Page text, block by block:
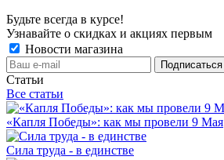
Будьте всегда в курсе!
Узнавайте о скидках и акциях первым
Новости магазина
Статьи
Все статьи
«Капля Победы»: как мы провели 9 Мая
Сила труда - в единстве